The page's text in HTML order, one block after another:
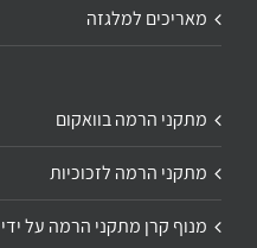
מאריכים למלגזה
מתקני הרמה בוואקום
מתקני הרמה לזכוכיות
מנוף קרן מתקני הרמה על